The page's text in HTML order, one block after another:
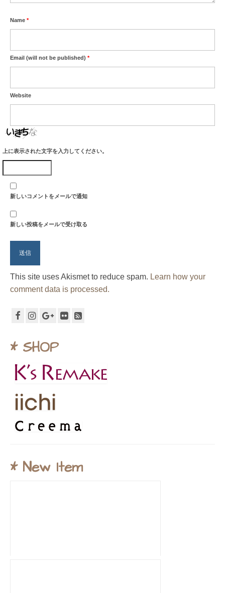
Name *
Email (will not be published) *
Website
上に表示された文字を入力してください。
新しいコメントをメールで通知
新しい投稿をメールで受け取る
This site uses Akismet to reduce spam. Learn how your
comment data is processed.
* SHOP
* New Item